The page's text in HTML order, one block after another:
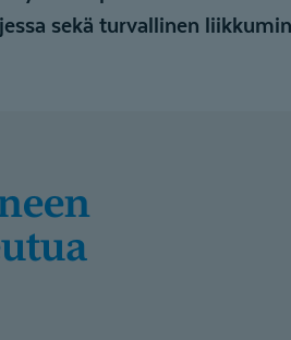
sekä turvallinen